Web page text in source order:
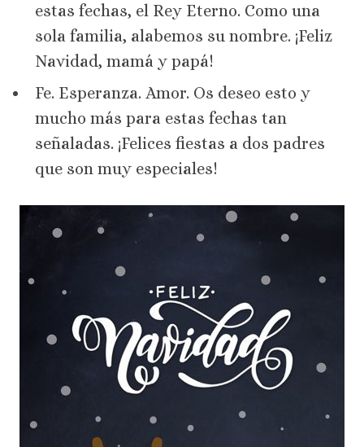
estas fechas, el Rey Eterno. Como una
sola familia, alabemos su nombre. ¡Feliz
Navidad, mamá y papá!
Fe. Esperanza. Amor. Os deseo esto y
mucho más para estas fechas tan
señaladas. ¡Felices fiestas a dos padres
que son muy especiales!